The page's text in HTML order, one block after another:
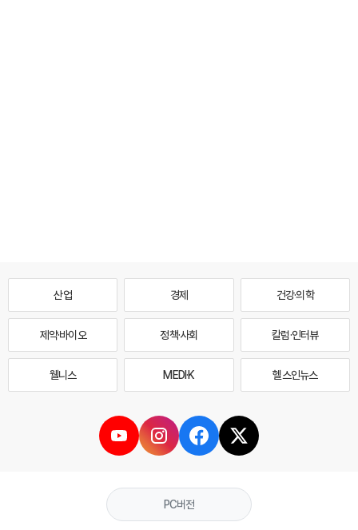
산업 경제 건강·의학
제약·바이오 정책·사회 칼럼·인터뷰
웰니스 MEDI·K 헬스인뉴스
PC버전